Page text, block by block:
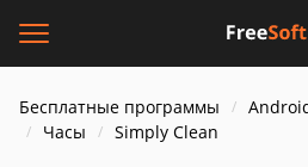
Бесплатные программы
Часы
Simply Clean